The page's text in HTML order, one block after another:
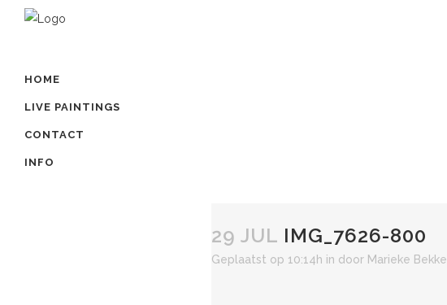
HOME
LIVE PAINTINGS
CONTACT
INFO
29 JUL IMG_7626-800
Geplaatst op 10:14h in door Marieke Bekke